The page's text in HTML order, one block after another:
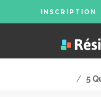
INSCRIPTION
/ 5